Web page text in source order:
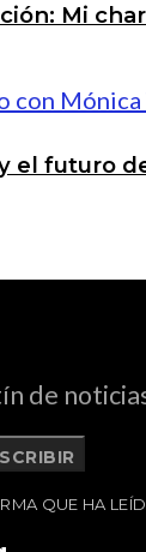
Mi
el futuro
de
QUE HA